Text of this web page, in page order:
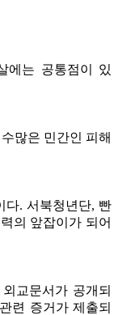
에는 공통점이 있
많은 민간인 피해
다. 서북청년단, 빤
의 앞잡이가 되어
교문서가 공개되
련 증거가 제출되